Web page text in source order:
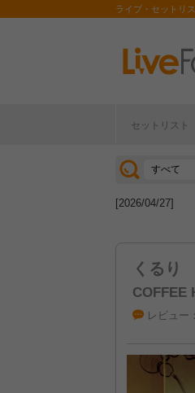
ライブ・セットリ
セットリスト
[2026/07/28]
[2026/04/27]
くるり
COFFEE
レビュー